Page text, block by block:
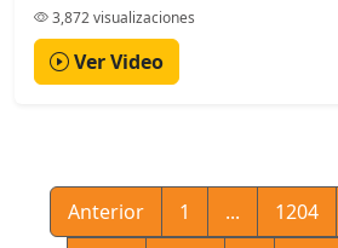
3,872 visualizaciones
Ver Video
Anterior 1 ... 1204